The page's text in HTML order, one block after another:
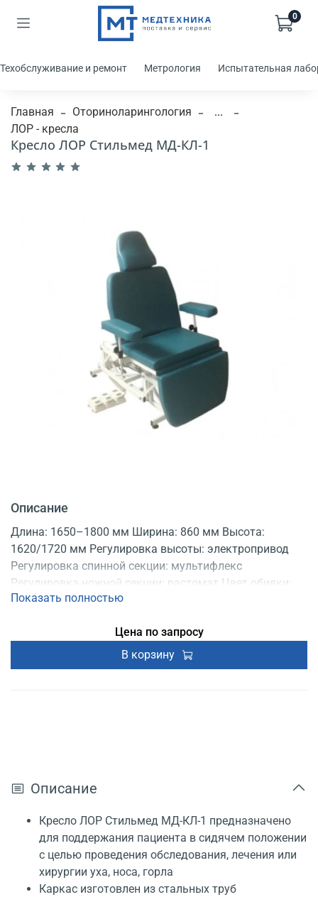
0
Техобслуживание и ремонт Метрология Испытательная
Главная Оториноларингология
...
ЛОР - кресла
Кресло ЛОР Стильмед МД-КЛ-1
Описание
Длина: 1650–1800 мм Ширина: 860 мм Высота:
1620/1720 мм Регулировка высоты: электропривод
Регулировка спинной секции: мультифлекс
Регулировка ножной секции: растомат Цвет обивки:
бирюзовый Управление: пульт Опоры: регулируемые
Показать полностью
Цена по запросу
В корзину
Описание
Кресло ЛОР Стильмед МД-КЛ-1 предназначено
для поддержания пациента в сидячем положении
с целью проведения обследования, лечения или
хирургии уха, носа, горла
Каркас изготовлен из стальных труб